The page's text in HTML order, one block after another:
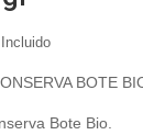
Incluido
BOTE
Bote Bio.